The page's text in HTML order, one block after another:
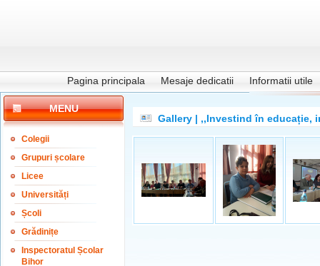
Pagina principala Mesaje dedicatii Informatii utile
MENU
Colegii
Grupuri școlare
Licee
Universități
Școli
Grădinițe
Inspectoratul Școlar
Bihor
Gallery | ,,Investind în